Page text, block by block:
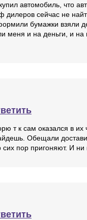
автомобиль, что
дилеров сейчас не
бумажки взяли
меня и на деньги, и
т к сам оказался в
Обещали
пор пригоняют. И ни